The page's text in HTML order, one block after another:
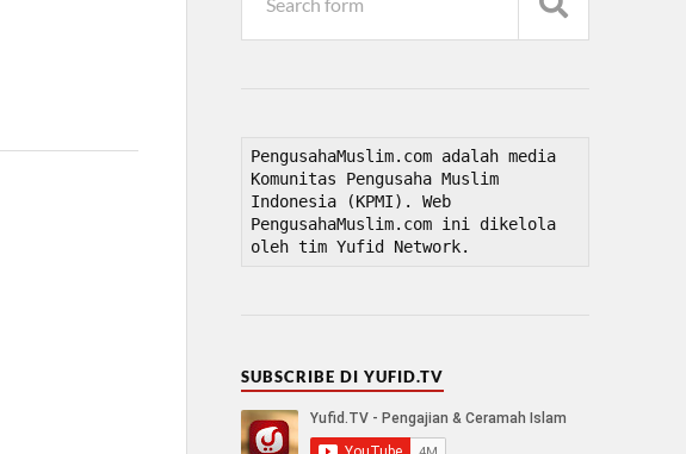
PengusahaMuslim.com adalah media
Komunitas Pengusaha Muslim
Indonesia (KPMI). Web
PengusahaMuslim.com ini dikelola
oleh tim Yufid Network.
SUBSCRIBE DI YUFID.TV